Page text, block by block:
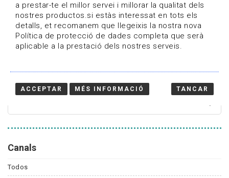
Convocatòries, activitats i notícies del sector de la
cultura.
Canals
Todos
a prestar-te el millor servei i millorar la qualitat dels
nostres productos.si estàs interessat en tots els
detalls, et recomanem que llegeixis la nostra nova
Política de protecció de dades completa que serà
aplicable a la prestació dels nostres serveis.
ACCEPTAR MÉS INFORMACIÓ TANCAR